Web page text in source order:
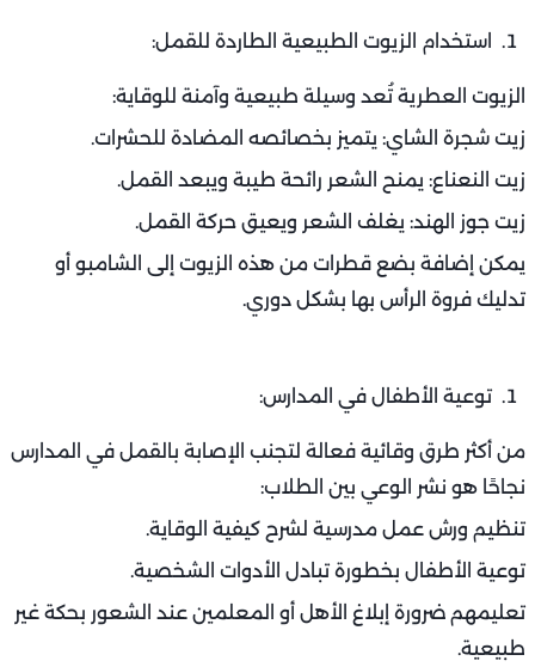
استخدام الزيوت الطبيعية الطاردة للقمل:
الزيوت العطرية تُعد وسيلة طبيعية وآمنة للوقاية:
زيت شجرة الشاي: يتميز بخصائصه المضادة للحشرات.
زيت النعناع: يمنح الشعر رائحة طيبة ويبعد القمل.
زيت جوز الهند: يغلف الشعر ويعيق حركة القمل.
يمكن إضافة بضع قطرات من هذه الزيوت إلى الشامبو أو
تدليك فروة الرأس بها بشكل دوري.
توعية الأطفال في المدارس:
من أكثر طرق وقائية فعالة لتجنب الإصابة بالقمل في المدارس
نجاحًا هو نشر الوعي بين الطلاب:
تنظيم ورش عمل مدرسية لشرح كيفية الوقاية.
توعية الأطفال بخطورة تبادل الأدوات الشخصية.
تعليمهم ضرورة إبلاغ الأهل أو المعلمين عند الشعور بحكة غير
طبيعية.